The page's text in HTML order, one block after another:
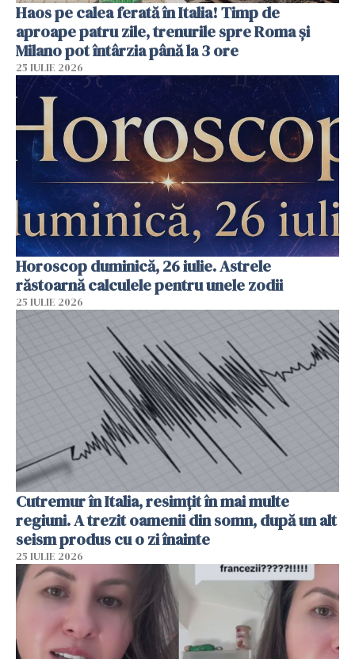
Haos pe calea ferată în Italia! Timp de
aproape patru zile, trenurile spre Roma și
Milano pot întârzia până la 3 ore
25 IULIE 2026
Horoscop duminică, 26 iulie. Astrele
răstoarnă calculele pentru unele zodii
25 IULIE 2026
Cutremur în Italia, resimțit în mai multe
regiuni. A trezit oamenii din somn, după un alt
seism produs cu o zi înainte
25 IULIE 2026